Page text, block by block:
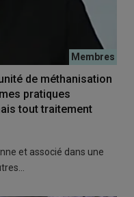
de méthanisation
pratiques
tout traitement
et associé dans une